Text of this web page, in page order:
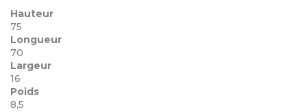
Hauteur
75
Longueur
70
Largeur
16
Poids
8,5